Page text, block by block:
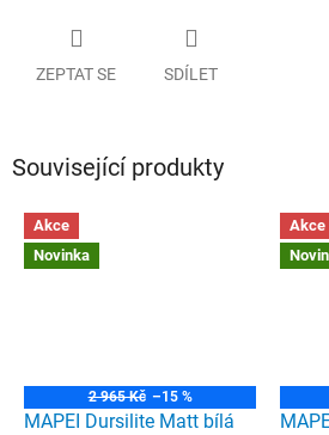
ZEPTAT SE SDÍLET
Související produkty
Akce
Novinka
2 965 Kč –15 %
MAPEI Dursilite Matt bílá
Akce